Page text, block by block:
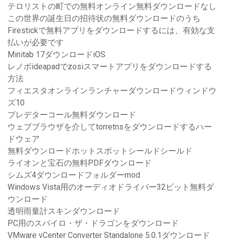
テロリストの町での無料オンライン無料ダウンロードなし
この世界の誕生日の招待状の無料ダウンロードのうち
Firestickで無料アプリをダウンロードするには、有効な支
払いが必要です
Minitab 17ダウンロードiOS
レノボideapadでzosiスマートアプリをダウンロードする
方法
フィエスタオンラインランチャーダウンロードウィンドウ
ズ10
プレデターコール無料ダウンロード
ウェブブラウザを介してtorretnsをダウンロードするハー
ドウェア
無料ダウンロードホットスポットシールドシールド
ライオンと宝石の無料PDFダウンロード
シムズ4ダウンロードフォルダーmod
Windows Vista用のオーディオドライバー32ビット無料ダ
ウンロード
透明雨量計スキンダウンロード
PC用のスパイロ・ザ・ドラゴンをダウンロード
VMware vCenter Converter Standalone 5.0.1ダウンロード